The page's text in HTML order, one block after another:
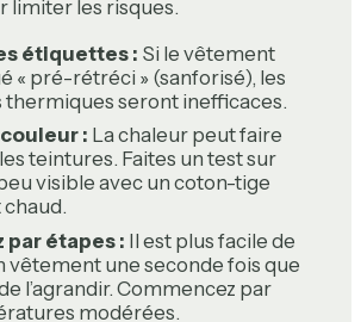
limiter les risques.
étiquettes : Si le vêtement
« pré-rétréci » (sanforisé), les
thermiques seront inefficaces.
: La chaleur peut faire
teintures. Faites un test sur
visible avec un coton-tige
par étapes : Il est plus facile de
vêtement une seconde fois que
l’agrandir. Commencez par
modérées.